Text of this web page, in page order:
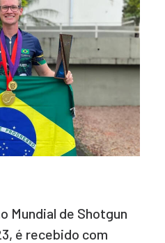
Mundial de Shotgun
é recebido com